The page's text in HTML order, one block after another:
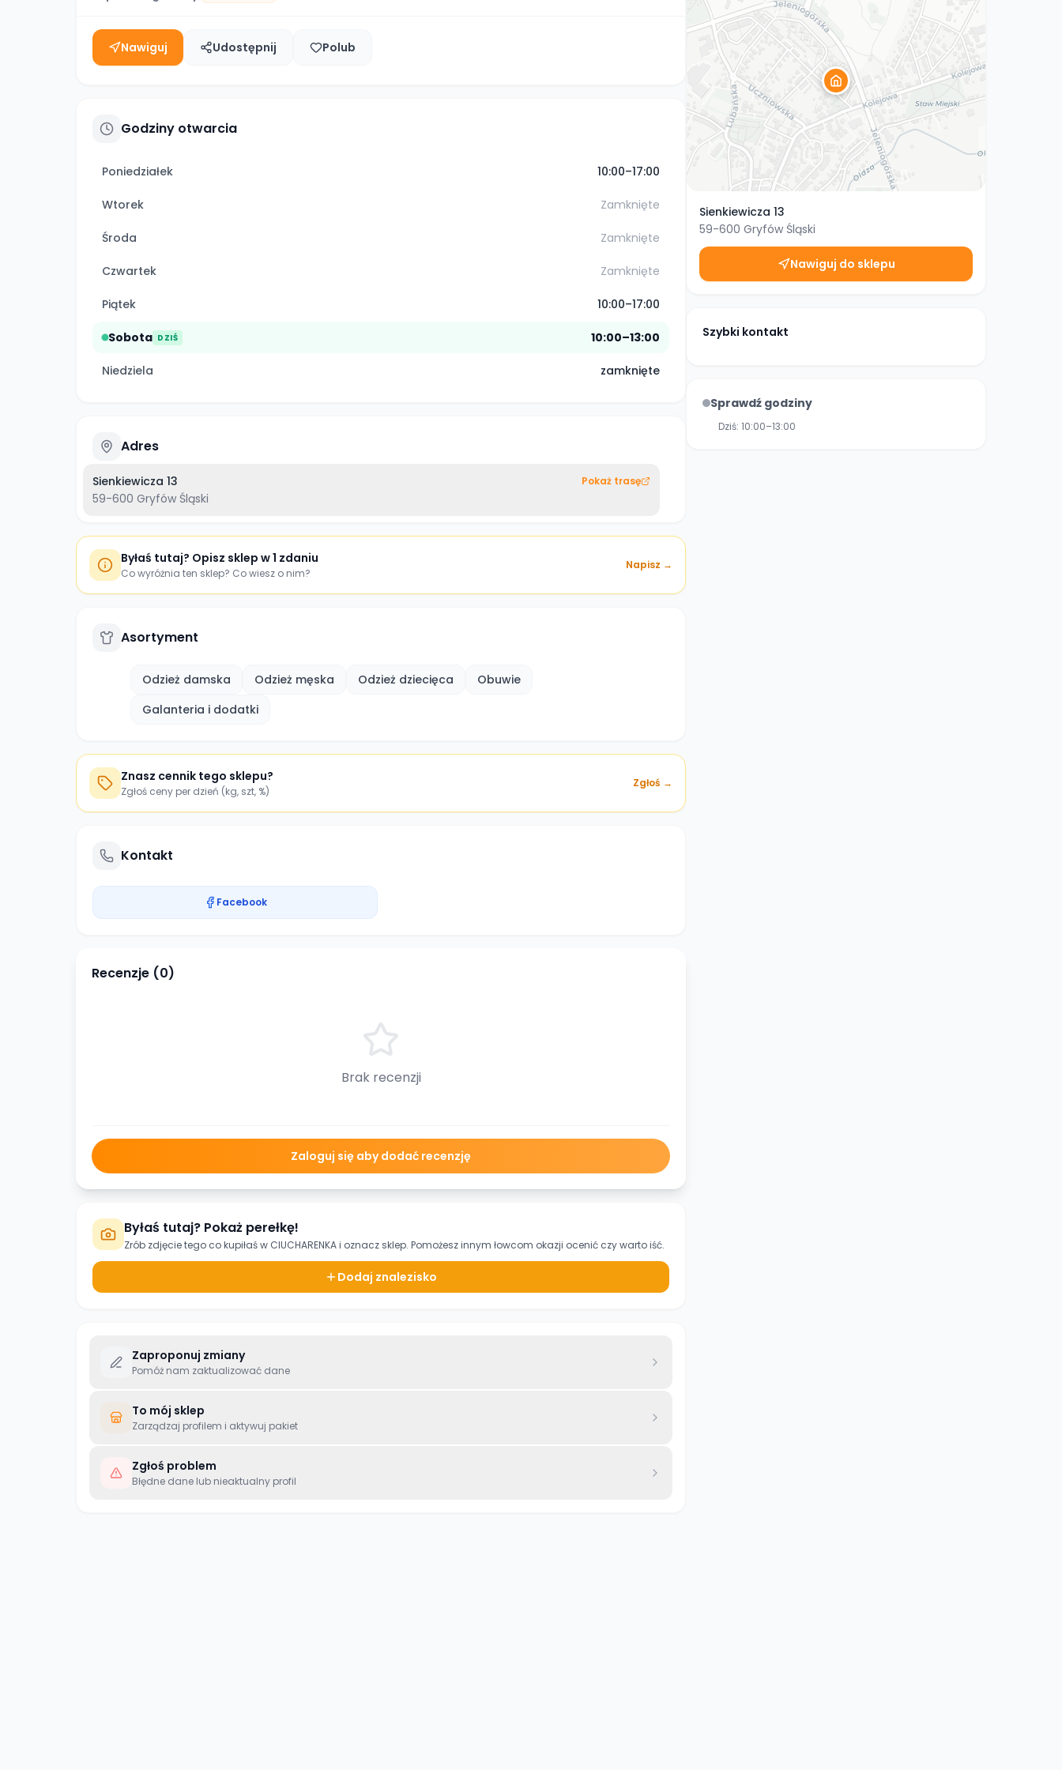
Nawiguj Udostępnij Polub
Godziny otwarcia
Poniedziałek 10:00–17:00
Wtorek Zamknięte
Środa Zamknięte
Czwartek Zamknięte
Piątek 10:00–17:00
Sobota DZIŚ 10:00–13:00
Niedziela zamknięte
Adres
Sienkiewicza 13
59-600 Gryfów Śląski
Pokaż trasę
Byłaś tutaj? Opisz sklep w 1 zdaniu
Co wyróżnia ten sklep? Co wiesz o nim?
Napisz →
Asortyment
Odzież damska Odzież męska Odzież dziecięca
Obuwie
Galanteria i dodatki
Znasz cennik tego sklepu?
Zgłoś ceny per dzień (kg, szt, %)
Zgłoś →
Kontakt
Facebook
Recenzje (0)
Brak recenzji
Zaloguj się aby dodać recenzję
Byłaś tutaj? Pokaż perełkę!
Zrób zdjęcie tego co kupiłaś w CIUCHARENKAi oznacz sklep. Pomożesz innym łowcom okazji ocenić czy warto iść.
Dodaj znalezisko
Zaproponuj zmiany
Pomóż nam zaktualizować dane
To mój sklep
Zarządzaj profilem i aktywuj pakiet
Zgłoś problem
Błędne dane lub nieaktualny profil
Sienkiewicza 13
59-600 Gryfów Śląski
Nawiguj do sklepu
Szybki kontakt
Sprawdź godziny
Dziś: 10:00–13:00